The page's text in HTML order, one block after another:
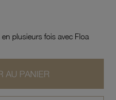
plusieurs fois avec Floa
AU PANIER